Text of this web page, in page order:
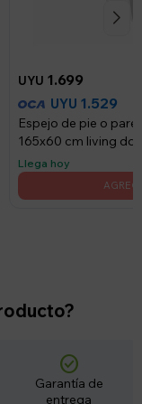
UYU 1.699
UYU 1.529
Espejo de pie o
165x60 cm living
Llega hoy
check_circle
Garantía de
entrega